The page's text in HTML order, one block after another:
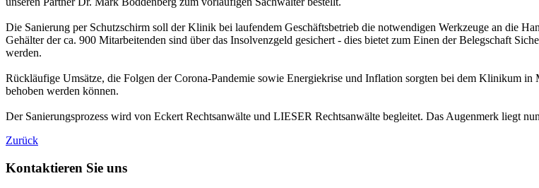
Die Sanierung per Schutzschirm soll der Klinik bei laufendem Geschäftsbetrieb die notwendigen Werkzeuge an die
Gehälter der ca. 900 Mitarbeitenden sind über das Insolvenzgeld gesichert - dies bietet zum Einen der Belegschaft
werden.
Rückläufige Umsätze, die Folgen der Corona-Pandemie sowie Energiekrise und Inflation sorgten bei dem Klinikum
behoben werden können.
Der Sanierungsprozess wird von Eckert Rechtsanwälte und LIESER Rechtsanwälte begleitet. Das Augenmerk liegt
Zurück
Kontaktieren Sie uns